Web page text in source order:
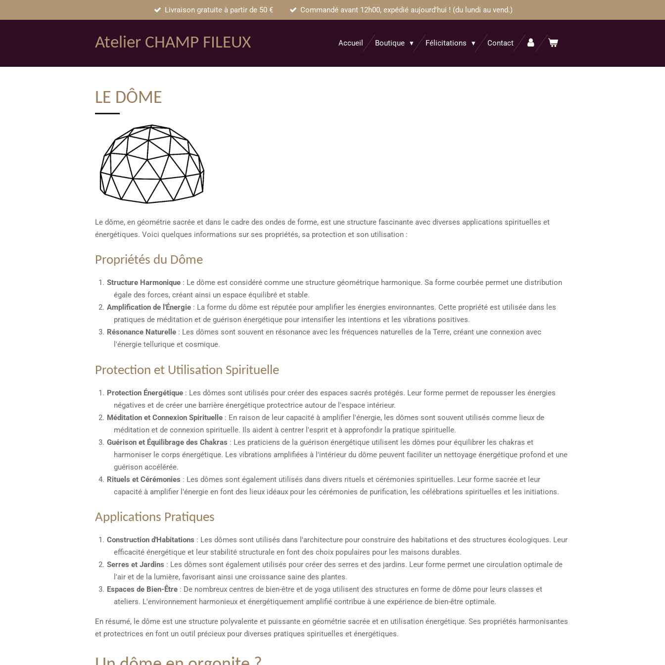
Livraison gratuite à partir de 50 € Commandé avant 12h00, expédié aujourd'hui ! (du lundi au vend.)
Atelier CHAMP FILEUX Accueil Boutique Félicitations Contact
LE DÔME
Le dôme, en géométrie sacrée et dans le cadre des ondes de forme, est une structure fascinante avec diverses applications spirituelles et
énergétiques. Voici quelques informations sur ses propriétés, sa protection et son utilisation :
Propriétés du Dôme
Structure Harmonique : Le dôme est considéré comme une structure géométrique harmonique. Sa forme courbée permet une distribution
égale des forces, créant ainsi un espace équilibré et stable.
Amplification de l'Énergie : La forme du dôme est réputée pour amplifier les énergies environnantes. Cette propriété est utilisée dans les
pratiques de méditation et de guérison énergétique pour intensifier les intentions et les vibrations positives.
Résonance Naturelle : Les dômes sont souvent en résonance avec les fréquences naturelles de la Terre, créant une connexion avec
l'énergie tellurique et cosmique.
Protection et Utilisation Spirituelle
Protection Énergétique : Les dômes sont utilisés pour créer des espaces sacrés protégés. Leur forme permet de repousser les énergies
négatives et de créer une barrière énergétique protectrice autour de l'espace intérieur.
Méditation et Connexion Spirituelle : En raison de leur capacité à amplifier l'énergie, les dômes sont souvent utilisés comme lieux de
méditation et de connexion spirituelle. Ils aident à centrer l'esprit et à approfondir la pratique spirituelle.
Guérison et Équilibrage des Chakras : Les praticiens de la guérison énergétique utilisent les dômes pour équilibrer les chakras et
harmoniser le corps énergétique. Les vibrations amplifiées à l'intérieur du dôme peuvent faciliter un nettoyage énergétique profond et une
guérison accélérée.
Rituels et Cérémonies : Les dômes sont également utilisés dans divers rituels et cérémonies spirituelles. Leur forme sacrée et leur
capacité à amplifier l'énergie en font des lieux idéaux pour les cérémonies de purification, les célébrations spirituelles et les initiations.
Applications Pratiques
Construction d'Habitations : Les dômes sont utilisés dans l'architecture pour construire des habitations et des structures écologiques. Leur
efficacité énergétique et leur stabilité structurale en font des choix populaires pour les maisons durables.
Serres et Jardins : Les dômes sont également utilisés pour créer des serres et des jardins. Leur forme permet une circulation optimale de
l'air et de la lumière, favorisant ainsi une croissance saine des plantes.
Espaces de Bien-Être : De nombreux centres de bien-être et de yoga utilisent des structures en forme de dôme pour leurs classes et
ateliers. L'environnement harmonieux et énergétiquement amplifié contribue à une expérience de bien-être optimale.
En résumé, le dôme est une structure polyvalente et puissante en géométrie sacrée et en utilisation énergétique. Ses propriétés harmonisantes
et protectrices en font un outil précieux pour diverses pratiques spirituelles et énergétiques.